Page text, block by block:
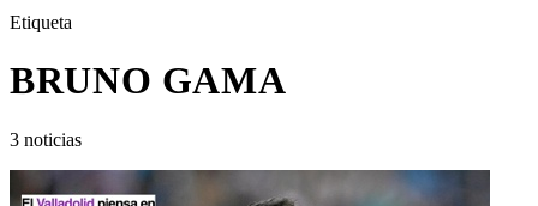
Etiqueta
BRUNO GAMA
3 noticias